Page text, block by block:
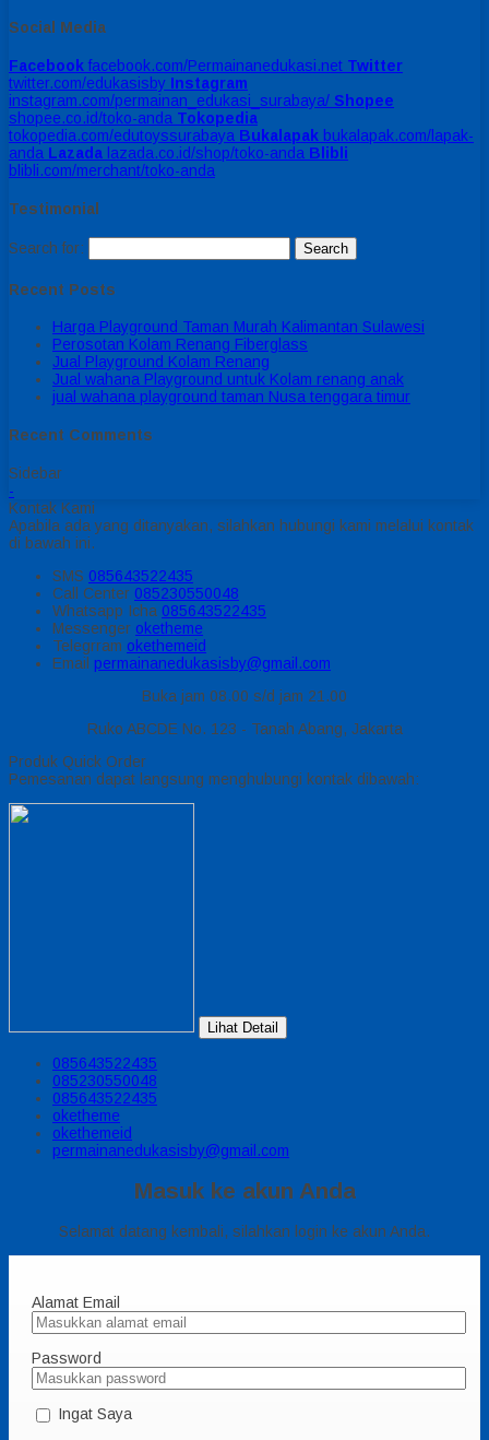
Social Media
Facebook facebook.com/Permainanedukasi.net Twitter
twitter.com/edukasisby Instagram
instagram.com/permainan_edukasi_surabaya/ Shopee
shopee.co.id/toko-anda Tokopedia
tokopedia.com/edutoyssurabaya Bukalapak bukalapak.com/lapak-
anda Lazada lazada.co.id/shop/toko-anda Blibli
blibli.com/merchant/toko-anda
Testimonial
Search for:
Recent Posts
Harga Playground Taman Murah Kalimantan Sulawesi
Perosotan Kolam Renang Fiberglass
Jual Playground Kolam Renang
Jual wahana Playground untuk Kolam renang anak
jual wahana playground taman Nusa tenggara timur
Recent Comments
Sidebar
-
Kontak Kami
Apabila ada yang ditanyakan, silahkan hubungi kami melalui kontak
di bawah ini.
SMS 085643522435
Call Center 085230550048
Whatsapp Icha 085643522435
Messenger oketheme
Telegrram okethemeid
Email permainanedukasisby@gmail.com
Buka jam 08.00 s/d jam 21.00
Ruko ABCDE No. 123 - Tanah Abang, Jakarta
Produk Quick Order
Pemesanan dapat langsung menghubungi kontak dibawah:
Lihat Detail
085643522435
085230550048
085643522435
oketheme
okethemeid
permainanedukasisby@gmail.com
Masuk ke akun Anda
Selamat datang kembali, silahkan login ke akun Anda.
Alamat Email
Password
Ingat Saya